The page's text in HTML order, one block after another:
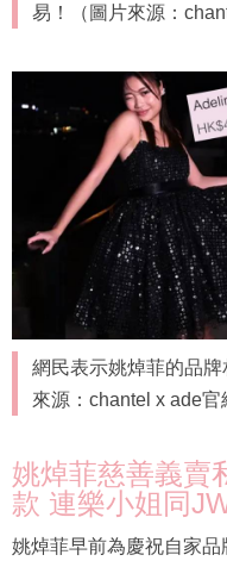
易！（圖片來源：
網民表示姚焯菲的品
來源：chantel x ade官
姚焯菲慈善義賣
款 連樂小姐同
姚焯菲早前為慶祝自家